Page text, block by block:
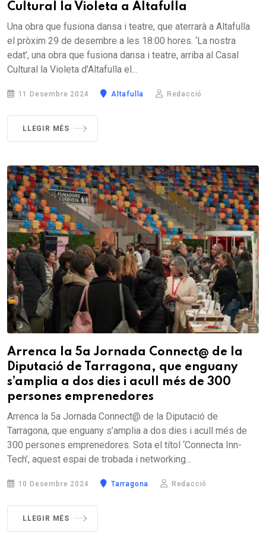
Cultural la Violeta a Altafulla
Una obra que fusiona dansa i teatre, que aterrarà a Altafulla
el pròxim 29 de desembre a les 18:00 hores. ‘La nostra
edat’, una obra que fusiona dansa i teatre, arriba al Casal
Cultural la Violeta d'Altafulla el...
11 Desembre 2024 Altafulla Redacció
LLEGIR MÉS
Arrenca la 5a Jornada Connect@ de la
Diputació de Tarragona, que enguany
s’amplia a dos dies i acull més de 300
persones emprenedores
Arrenca la 5a Jornada Connect@ de la Diputació de
Tarragona, que enguany s’amplia a dos dies i acull més de
300 persones emprenedores. Sota el títol ‘Connecta Inn-
Tech’, aquest espai de trobada i networking...
10 Desembre 2024 Tarragona Redacció
LLEGIR MÉS